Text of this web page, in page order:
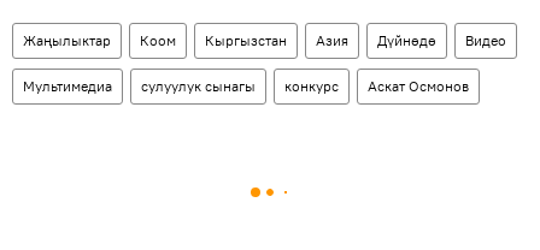
Жаңылыктар Коом Кыргызстан Азия Дүйнөдө Видео
Мультимедиа сулуулук сынагы конкурс Аскат Осмонов